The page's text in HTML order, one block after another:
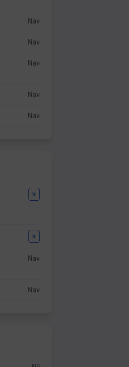
Nav
Nav
Nav
Nav
Nav
Ir
Ir
Nav
Nav